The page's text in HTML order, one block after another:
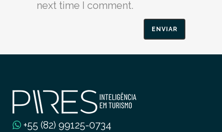
next time I comment.
+55 (82) 99125-0734